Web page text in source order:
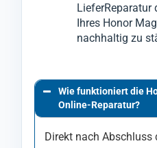
LieferReparatur
Ihres Honor
nachhaltig zu
Wie funktioniert die
Online-Reparatur?
Direkt nach